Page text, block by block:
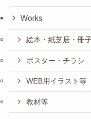
Works
絵本・紙芝居・冊
ポスター・チラシ
WEB用イラスト等
教材等